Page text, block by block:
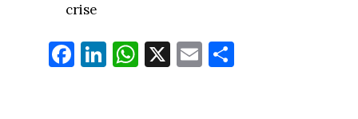
crise
Fa
ce
Li
nk
W
ha
X E
m
Pa
rt